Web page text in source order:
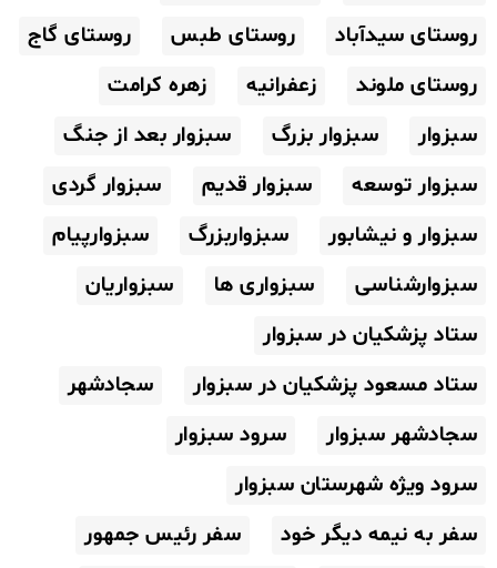
روستای سیدآباد روستای طبس
روستای گاج
روستای ملوند
زعفرانیه
زهره کرامت
سبزوار
سبزوار بزرگ
سبزوار بعد از جنگ
سبزوار توسعه
سبزوار قدیم
سبزوار گردی
سبزوار و نیشابور
سبزواربزرگ
سبزوارپیام
سبزوارشناسی
سبزواری ها
سبزواریان
ستاد پزشکیان در سبزوار
ستاد مسعود پزشکیان در سبزوار
سجادشهر
سجادشهر سبزوار
سرود سبزوار
سرود ویژه شهرستان سبزوار
سفر به نیمه دیگر خود
سفر رئیس جمهور